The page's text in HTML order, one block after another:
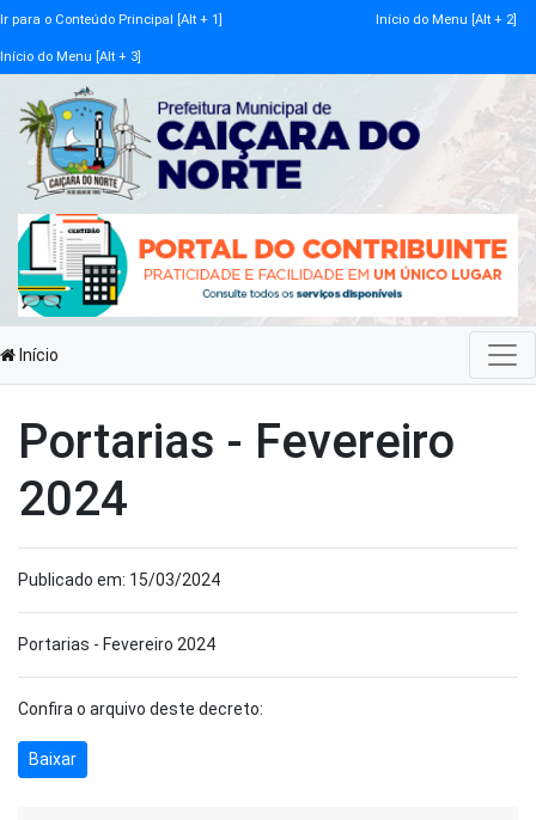
Ir para o Conteúdo Principal [Alt + 1] Início do Menu [Alt + 2]
Início do Menu [Alt + 3]
Início
Portarias - Fevereiro
2024
Publicado em: 15/03/2024
Portarias - Fevereiro 2024
Confira o arquivo deste decreto:
Baixar